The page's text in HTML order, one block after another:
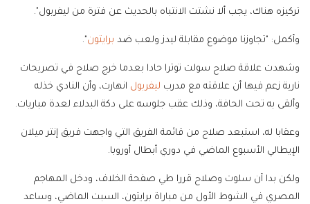
تركيزه هناك، يجب ألا نشتت الانتباه بالحديث عن فترة من ليفربول".
وأكمل: "تجاوزنا موضوع مقابلة ليدز ولعب ضد برايتون".
وشهدت علاقة صلاح سولت توترا حادا بعدما خرج صلاح في تصريحات
نارية زعم فيها أن علاقته مع مدرب ليفربول انهارت، وأن النادي خذله
وألقى به تحت الحافة، وذلك عقب جلوسه على دكة البدلاء لعدة مباريات.
وعقابا له، استبعد صلاح من قائمة الفريق التي واجهت فريق إنتر ميلان
الإيطالي الأسبوع الماضي في دوري أبطال أوروبا.
ولكن بدا أن سلوت وصلاح قررا طي صفحة الخلاف، ودخل المهاجم
المصري في الشوط الأول من مباراة برايتون، السبت الماضي، وساعد